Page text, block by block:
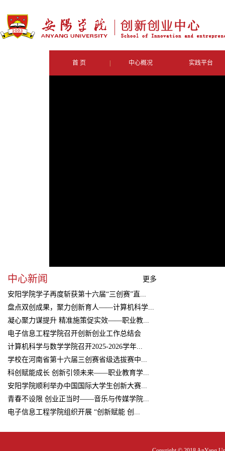
首 页 中心概况 实践平台
中心新闻
更多
安阳学院学子再度斩获第十六届“三创赛”直...
2026-07-17
盘点双创成果，聚力创新育人——计算机科学...
2026-07-03
凝心聚力谋提升 精准施策促实效——职业教...
2026-07-01
电子信息工程学院召开创新创业工作总结会
2026-07-01
计算机科学与数学学院召开2025-2026学年...
2026-07-01
学校在河南省第十六届三创赛省级选拔赛中...
2026-07-01
科创赋能成长 创新引领未来——职业教育学...
2026-06-25
安阳学院顺利举办中国国际大学生创新大赛...
2026-06-25
青春不设限 创业正当时——音乐与传媒学院...
2026-06-23
电子信息工程学院组织开展 “创新赋能 创...